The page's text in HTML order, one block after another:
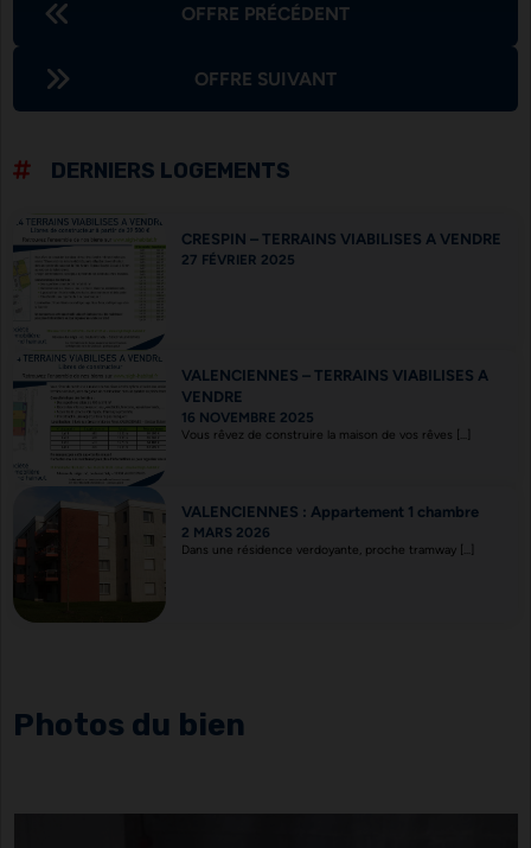
OFFRE PRÉCÉDENT
OFFRE SUIVANT
DERNIERS LOGEMENTS
CRESPIN – TERRAINS VIABILISES A VENDRE
27 FÉVRIER 2025
VALENCIENNES – TERRAINS VIABILISES A
VENDRE
16 NOVEMBRE 2025
Vous rêvez de construire la maison de vos rêves [...]
VALENCIENNES : Appartement 1 chambre
2 MARS 2026
Dans une résidence verdoyante, proche tramway [...]
Photos du bien